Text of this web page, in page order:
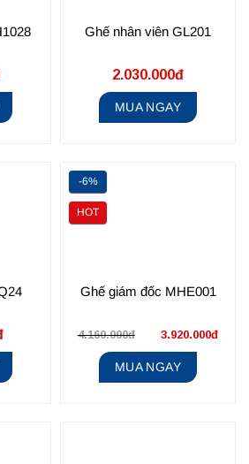
Ghế nhân viên GL201
2.030.000đ
MUA NGAY
-6%
HOT
Ghế giám đốc MHE001
4.160.000đ 3.920.000đ
MUA NGAY